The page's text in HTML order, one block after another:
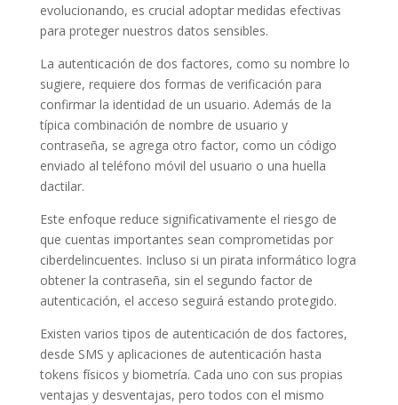
evolucionando, es crucial adoptar medidas efectivas
para proteger nuestros datos sensibles.
La autenticación de dos factores, como su nombre lo
sugiere, requiere dos formas de verificación para
confirmar la identidad de un usuario. Además de la
típica combinación de nombre de usuario y
contraseña, se agrega otro factor, como un código
enviado al teléfono móvil del usuario o una huella
dactilar.
Este enfoque reduce significativamente el riesgo de
que cuentas importantes sean comprometidas por
ciberdelincuentes. Incluso si un pirata informático logra
obtener la contraseña, sin el segundo factor de
autenticación, el acceso seguirá estando protegido.
Existen varios tipos de autenticación de dos factores,
desde SMS y aplicaciones de autenticación hasta
tokens físicos y biometría. Cada uno con sus propias
ventajas y desventajas, pero todos con el mismo